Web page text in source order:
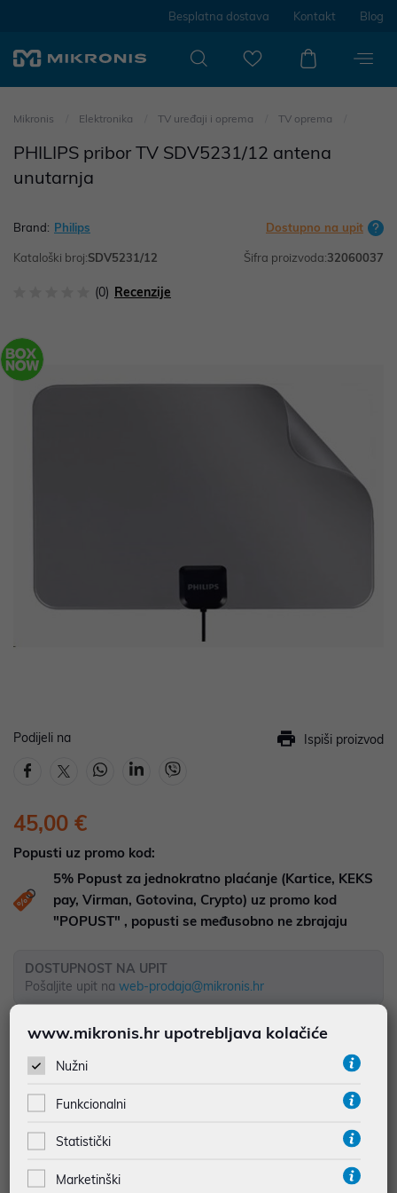
Besplatna dostava Kontakt Blog
Mikronis Elektronika TV uređaji i oprema TV oprema
PHILIPS pribor TV SDV5231/12 antena
unutarnja
Brand: Philips Dostupno na upit
Kataloški broj:SDV5231/12 Šifra proizvoda:32060037
(0) Recenzije
Podijeli na Ispiši proizvod
45,00 €
Popusti uz promo kod:
5% Popust za jednokratno plaćanje (Kartice, KEKS
pay, Virman, Gotovina, Crypto) uz promo kod
"POPUST" , popusti se međusobno ne zbrajaju
DOSTUPNOST NA UPIT
Pošaljite upit na web-prodaja@mikronis.hr
www.mikronis.hr upotrebljava kolačiće
Nužni
Funkcionalni
Statistički
Marketinški